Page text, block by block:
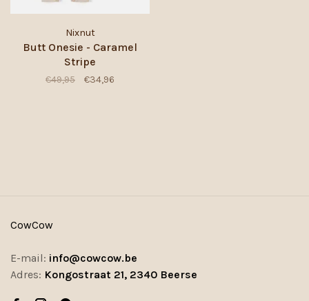
Nixnut
Butt Onesie - Caramel
Stripe
€49,95 €34,96
CowCow
E-mail: info@cowcow.be
Adres: Kongostraat 21, 2340 Beerse